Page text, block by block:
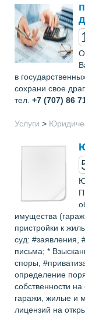
в
сохрани свое
тел. +7 (707) 86
Услуги >
имущества
пристройки к
суд: #заявления,
письма; *
споры,
определение
собственности
гаражи, жилые и
лицензий на